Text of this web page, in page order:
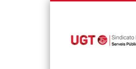
FacebookTwitter